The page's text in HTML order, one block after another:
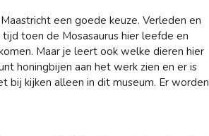
een goede keuze. Verleden en
toen de Mosasaurus hier leefde en
Maar je leert ook welke dieren hier
honingbijen aan het werk zien en er is
bij kijken alleen in dit museum. Er worden